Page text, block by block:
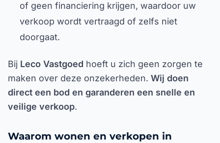
of geen financiering krijgen, waardoor uw
verkoop wordt vertraagd of zelfs niet
doorgaat.
Bij Leco Vastgoed hoeft u zich geen zorgen te
maken over deze onzekerheden. Wij doen
direct een bod en garanderen een snelle en
veilige verkoop.
Waarom wonen en verkopen in